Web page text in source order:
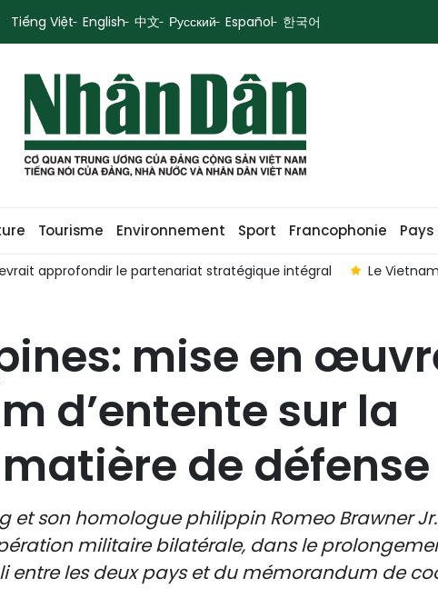
Tiếng Việt English 中文 Русский Español 한국어
Tourisme Environnement Sport Francophonie
approfondir le partenariat stratégique intégral Le
mise en
d’entente sur la
de défense
et son homologue philippin Romeo Brawner
militaire bilatérale, dans le
les deux pays et du mémorandum de